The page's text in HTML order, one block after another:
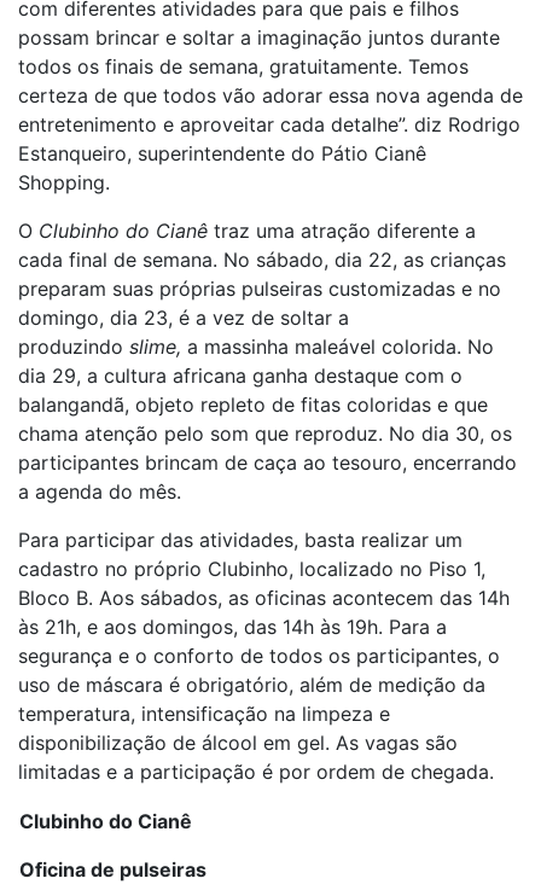
com diferentes atividades para que pais e filhos
possam brincar e soltar a imaginação juntos durante
todos os finais de semana, gratuitamente. Temos
certeza de que todos vão adorar essa nova agenda de
entretenimento e aproveitar cada detalhe”. diz Rodrigo
Estanqueiro, superintendente do Pátio Cianê
Shopping.
O Clubinho do Cianê traz uma atração diferente a
cada final de semana. No sábado, dia 22, as crianças
preparam suas próprias pulseiras customizadas e no
domingo, dia 23, é a vez de soltar a
produzindo slime, a massinha maleável colorida. No
dia 29, a cultura africana ganha destaque com o
balangandã, objeto repleto de fitas coloridas e que
chama atenção pelo som que reproduz. No dia 30, os
participantes brincam de caça ao tesouro, encerrando
a agenda do mês.
Para participar das atividades, basta realizar um
cadastro no próprio Clubinho, localizado no Piso 1,
Bloco B. Aos sábados, as oficinas acontecem das 14h
às 21h, e aos domingos, das 14h às 19h. Para a
segurança e o conforto de todos os participantes, o
uso de máscara é obrigatório, além de medição da
temperatura, intensificação na limpeza e
disponibilização de álcool em gel. As vagas são
limitadas e a participação é por ordem de chegada.
Clubinho do Cianê
Oficina de pulseiras